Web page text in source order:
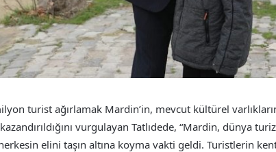
turist ağırlamak Mardin’in, mevcut kültürel
vurgulayan Tatlıdede, “Mardin, dünya
elini taşın altına koyma vakti geldi. Turistlerin